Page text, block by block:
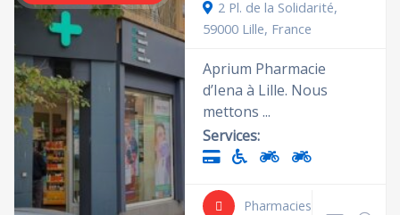
2 Pl. de la Solidarité,
59000 Lille, France
Aprium Pharmacie
d’Iena à Lille. Nous
mettons ...
Services:
Pharmacies